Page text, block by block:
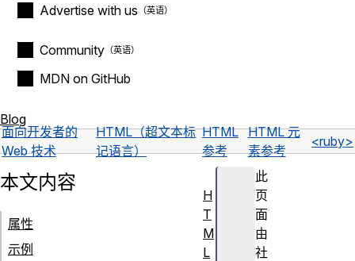
Advertise with us
Community
MDN on GitHub
Blog
面向开发者的
Web 技术
HTML（超文本标
记语言）
HTML
参考
HTML 元
素参考
<ruby>
此
页
面
由
社
本文内容
属性
示例
H
T
M
L